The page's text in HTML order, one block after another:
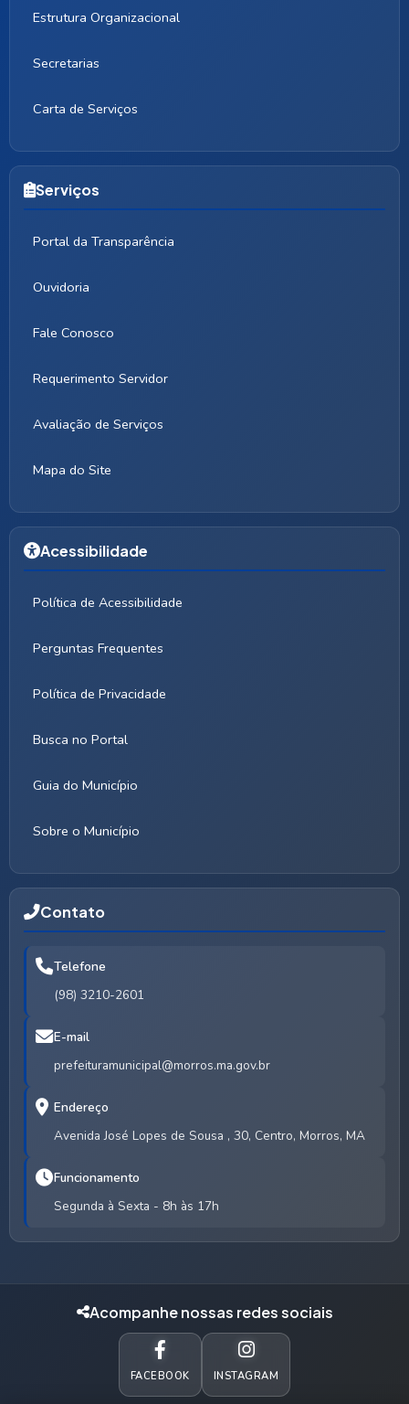
Estrutura Organizacional
Secretarias
Carta de Serviços
Serviços
Portal da Transparência
Ouvidoria
Fale Conosco
Requerimento Servidor
Avaliação de Serviços
Mapa do Site
Acessibilidade
Política de Acessibilidade
Perguntas Frequentes
Política de Privacidade
Busca no Portal
Guia do Município
Sobre o Município
Contato
Telefone
(98) 3210-2601
E-mail
prefeituramunicipal@morros.ma.gov.br
Endereço
Avenida José Lopes de Sousa , 30, Centro, Morros, MA
Funcionamento
Segunda à Sexta - 8h às 17h
Acompanhe nossas redes sociais
FACEBOOK INSTAGRAM